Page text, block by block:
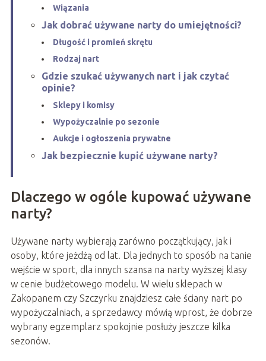
Wiązania
Jak dobrać używane narty do umiejętności?
Długość i promień skrętu
Rodzaj nart
Gdzie szukać używanych nart i jak czytać
opinie?
Sklepy i komisy
Wypożyczalnie po sezonie
Aukcje i ogłoszenia prywatne
Jak bezpiecznie kupić używane narty?
Dlaczego w ogóle kupować używane
narty?
Używane narty wybierają zarówno początkujący, jak i
osoby, które jeżdżą od lat. Dla jednych to sposób na tanie
wejście w sport, dla innych szansa na narty wyższej klasy
w cenie budżetowego modelu. W wielu sklepach w
Zakopanem czy Szczyrku znajdziesz całe ściany nart po
wypożyczalniach, a sprzedawcy mówią wprost, że dobrze
wybrany egzemplarz spokojnie posłuży jeszcze kilka
sezonów.